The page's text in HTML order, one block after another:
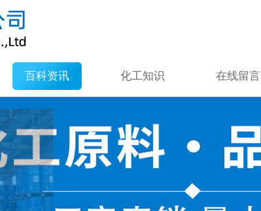
百科资讯 化工知识 在线留言